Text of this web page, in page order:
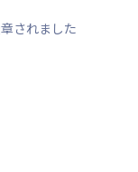
されました